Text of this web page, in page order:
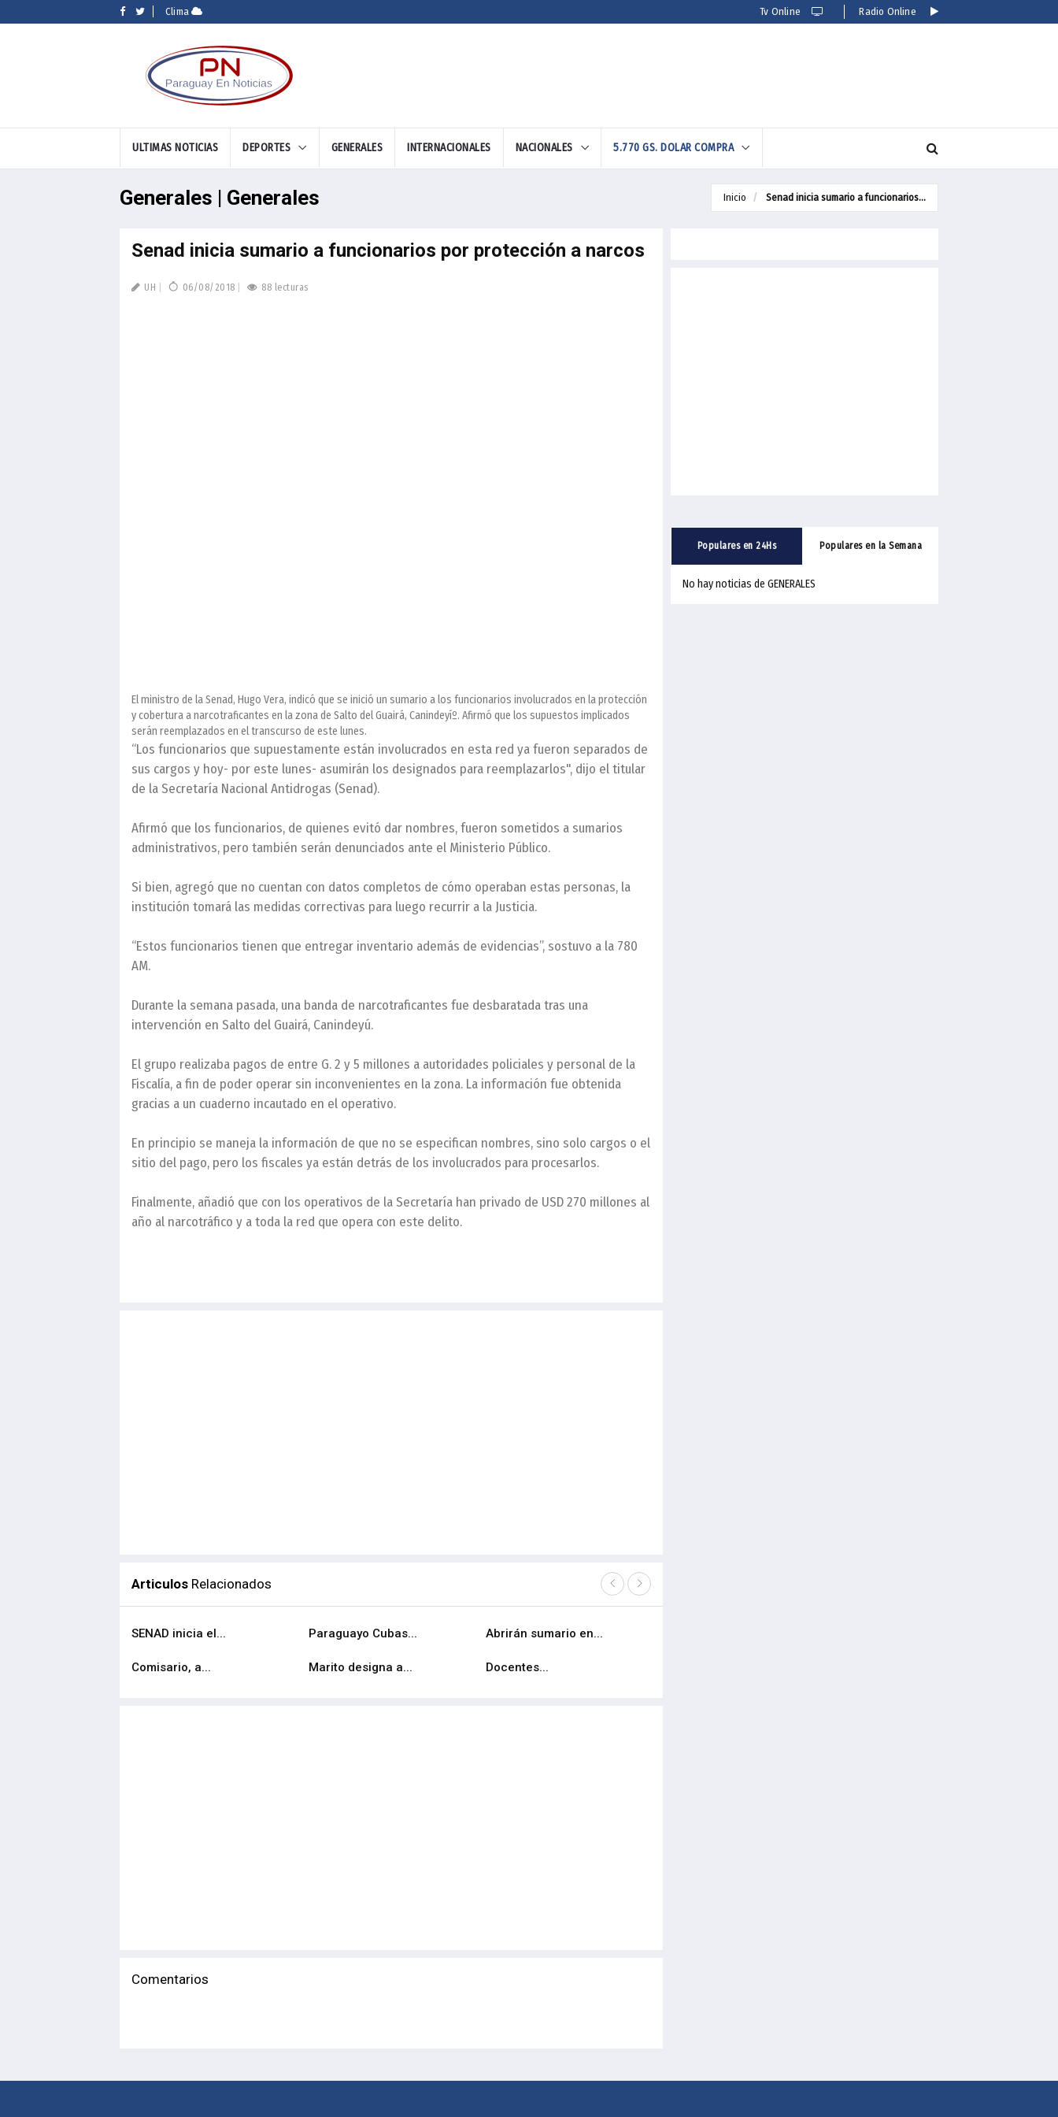
Clima Tv Online Radio Online
ULTIMAS NOTICIAS DEPORTES GENERALES INTERNACIONALES NACIONALES 5.810 GS. DOLAR VENTA
Generales | Generales Inicio Senad inicia sumario a funcionarios...
Senad inicia sumario a funcionarios por protección a narcos
UH 06/08/2018 88 lecturas
El ministro de la Senad, Hugo Vera, indicó que se inició un sumario a los funcionarios involucrados en la protección
y cobertura a narcotraficantes en la zona de Salto del Guairá, Canindeyíº. Afirmó que los supuestos implicados
serán reemplazados en el transcurso de este lunes.
“Los funcionarios que supuestamente están involucrados en esta red ya fueron separados de
sus cargos y hoy- por este lunes- asumirán los designados para reemplazarlos", dijo el titular
de la Secretaría Nacional Antidrogas (Senad).
Afirmó que los funcionarios, de quienes evitó dar nombres, fueron sometidos a sumarios
administrativos, pero también serán denunciados ante el Ministerio Público.
Si bien, agregó que no cuentan con datos completos de cómo operaban estas personas, la
institución tomará las medidas correctivas para luego recurrir a la Justicia.
“Estos funcionarios tienen que entregar inventario además de evidencias”, sostuvo a la 780
AM.
Durante la semana pasada, una banda de narcotraficantes fue desbaratada tras una
intervención en Salto del Guairá, Canindeyú.
El grupo realizaba pagos de entre G. 2 y 5 millones a autoridades policiales y personal de la
Fiscalía, a fin de poder operar sin inconvenientes en la zona. La información fue obtenida
gracias a un cuaderno incautado en el operativo.
En principio se maneja la información de que no se especifican nombres, sino solo cargos o el
sitio del pago, pero los fiscales ya están detrás de los involucrados para procesarlos.
Finalmente, añadió que con los operativos de la Secretaría han privado de USD 270 millones al
año al narcotráfico y a toda la red que opera con este delito.
Articulos Relacionados
SENAD inicia el... Paraguayo Cubas... Abrirán sumario en...
Comisario, a... Marito designa a... Docentes...
Comentarios
Populares en 24Hs Populares en la Semana
No hay noticias de GENERALES